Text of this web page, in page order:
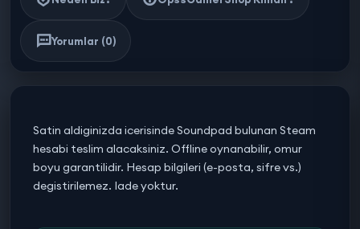
Yorumlar (0)
Satin aldiginizda icerisinde Soundpad bulunan Steam
hesabi teslim alacaksiniz. Offline oynanabilir, omur
boyu garantilidir. Hesap bilgileri (e-posta, sifre vs.)
degistirilemez. Iade yoktur.